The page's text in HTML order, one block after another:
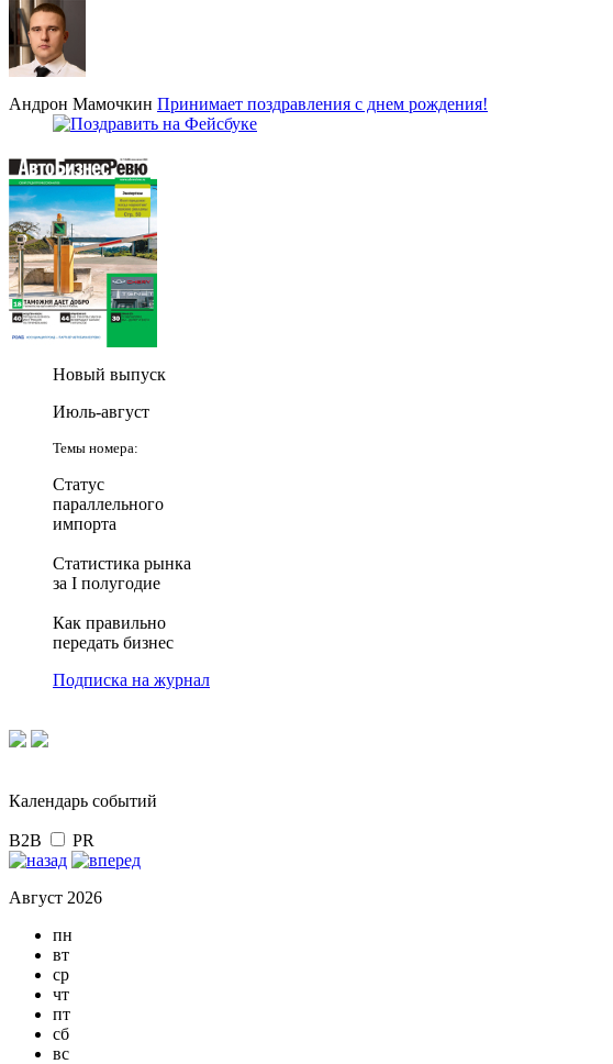
Андрон Мамочкин Принимает поздравления с днем рождения!
Новый выпуск
Июль-август
Темы номера:
Статус
параллельного
импорта
Статистика рынка
за I полугодие
Как правильно
передать бизнес
Подписка на журнал
Календарь событий
B2B PR
Август 2026
пн
вт
ср
чт
пт
сб
вс